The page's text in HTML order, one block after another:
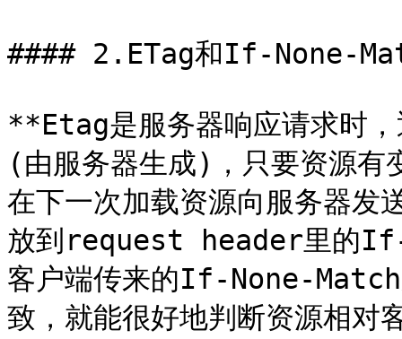
#### 2.ETag和If-None-
**Etag是服务器响应请求时，
(由服务器生成)，只要资源
在下一次加载资源向服务器发
放到request header里的If-
客户端传来的If-None-Match
致，就能很好地判断资源相对